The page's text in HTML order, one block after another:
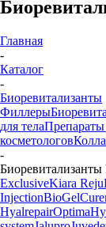
Главная
-
Каталог
-
Биоревитализанты
Филлеры
для телаПрепараты
косметологов
-
ExclusiveKiara Reju
InjectionBioGel
HyalrepairOptima